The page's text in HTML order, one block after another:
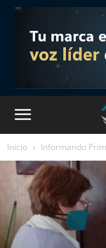
Inicio Informando